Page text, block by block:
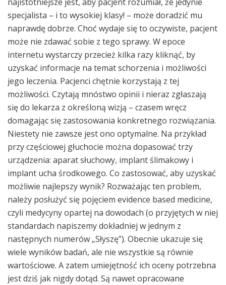
specjalista – i to wysokiej klasy! – może doradzić mu
naprawdę dobrze. Choć wydaje się to oczywiste, pacjent
może nie zdawać sobie z tego sprawy. W epoce
internetu wystarczy przecież kilka razy kliknąć, by
uzyskać informacje na temat schorzenia i możliwości
jego leczenia. Pacjenci chętnie korzystają z tej
możliwości. Czytają mnóstwo opinii i nieraz zgłaszają
się do lekarza z określoną wizją – czasem wręcz
domagając się zastosowania konkretnego rozwiązania.
Niestety nie zawsze jest ono optymalne. Na przykład
przy częściowej głuchocie można dopasować trzy
urządzenia: aparat słuchowy, implant ślimakowy i
implant ucha środkowego. Co zastosować, aby uzyskać
możliwie najlepszy wynik? Rozważając ten problem,
należy posłużyć się pojęciem evidence based medicine,
czyli medycyny opartej na dowodach (o przyjętych w niej
standardach napiszemy dokładniej w jednym z
następnych numerów „Słyszę”). Obecnie ukazuje się
wiele wyników badań, ale nie wszystkie są równie
wartościowe. A zatem umiejętność ich oceny potrzebna
jest dziś jak nigdy dotąd. Są nawet opracowane